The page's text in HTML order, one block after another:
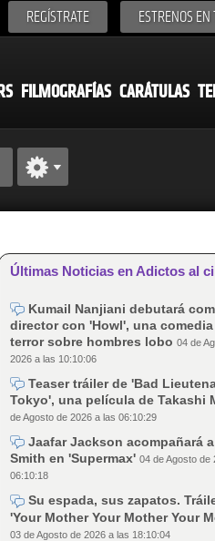
REGÍSTRATE ESTRENOS
FILMOGRAFÍAS CARÁTULAS
Últimas Noticias en Adictos al
Kumail Nanjiani debutará
director con 'Howl', una
terror sobre hombres lobo 04 de
2026 a las 10:10:06
Teaser tráiler de 'Bad
Tokyo', una película de Takashi
de Agosto de 2026 a las 06:10:29
Jaafar Jackson acompañará
Smith en 'Supermax' 04 de Agosto de
06:10:18
Su espada, sus zapatos.
'Your Mother Your Mother Your
03 de Agosto de 2026 a las 18:10:04